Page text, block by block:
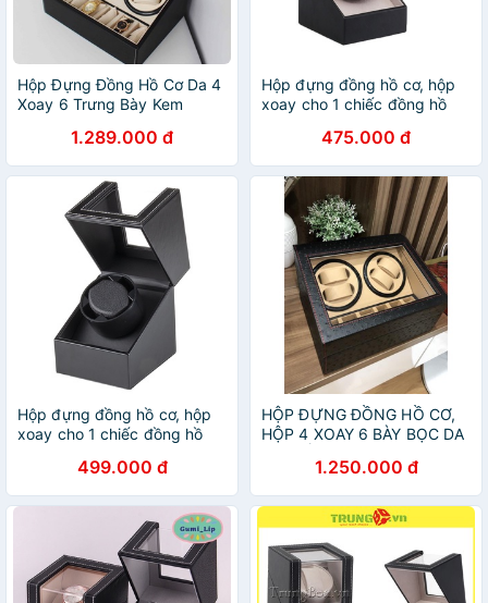
Hộp Đựng Đồng Hồ Cơ Da 4
Xoay 6 Trưng Bày Kem
1.289.000 đ
Hộp đựng đồng hồ cơ, hộp
xoay cho 1 chiếc đồng hồ
475.000 đ
Hộp đựng đồng hồ cơ, hộp
xoay cho 1 chiếc đồng hồ
499.000 đ
HỘP ĐỰNG ĐỒNG HỒ CƠ,
HỘP 4 XOAY 6 BÀY BỌC DA
1.250.000 đ